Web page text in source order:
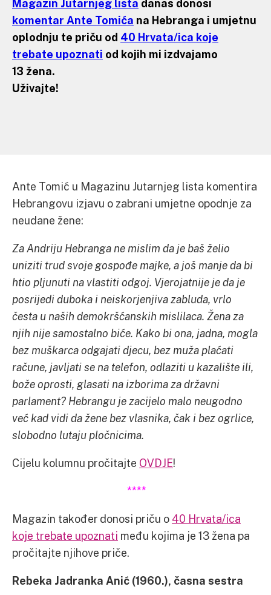
Magazin Jutarnjeg lista danas donosi
komentar Ante Tomića na Hebranga i umjetnu
oplodnju te priču od 40 Hrvata/ica koje
trebate upoznati od kojih mi izdvajamo
13 žena.
Uživajte!
Ante Tomić u Magazinu Jutarnjeg lista komentira
Hebrangovu izjavu o zabrani umjetne opodnje za
neudane žene:
Za Andriju Hebranga ne mislim da je baš želio
uniziti trud svoje gospođe majke, a još manje da bi
htio pljunuti na vlastiti odgoj. Vjerojatnije je da je
posrijedi duboka i neiskorjenjiva zabluda, vrlo
česta u naših demokršćanskih mislilaca. Žena za
njih nije samostalno biće. Kako bi ona, jadna, mogla
bez muškarca odgajati djecu, bez muža plaćati
račune, javljati se na telefon, odlaziti u kazalište ili,
bože oprosti, glasati na izborima za državni
parlament? Hebrangu je zacijelo malo neugodno
već kad vidi da žene bez vlasnika, čak i bez ogrlice,
slobodno lutaju pločnicima.
Cijelu kolumnu pročitajte OVDJE!
****
Magazin također donosi priču o 40 Hrvata/ica
koje trebate upoznati među kojima je 13 žena pa
pročitajte njihove priče.
Rebeka Jadranka Anić (1960.), časna sestra